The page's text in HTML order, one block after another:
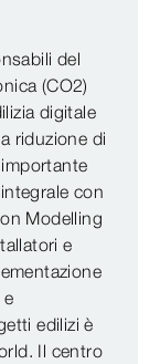
del
(CO2)
digitale
riduzione di
con
Modelling
e
edilizi è
Il centro